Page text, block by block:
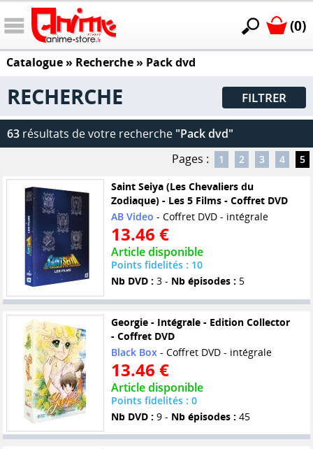
(0)
Catalogue» Recherche » Pack dvd
RECHERCHE FILTRER
63 résultats de votre recherche "Pack dvd"
Pages :
1 2 3 4 5
Saint Seiya (Les Chevaliers du
Zodiaque) - Les 5 Films - Coffret DVD
AB Video - Coffret DVD - intégrale
13.46 €
Article disponible
Points fidelités : 10
Nb DVD : 3 - Nb épisodes : 5
Georgie - Intégrale - Edition Collector
- Coffret DVD
Black Box - Coffret DVD - intégrale
13.46 €
Article disponible
Points fidelités : 0
Nb DVD : 9 - Nb épisodes : 45